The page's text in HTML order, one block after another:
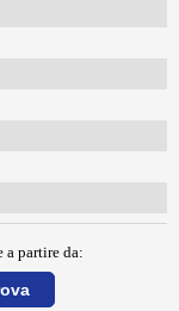
partire da: